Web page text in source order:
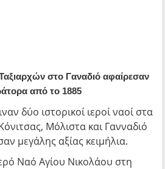
στο Γαναδιό αφαίρεσαν
από το 1885
δύο ιστορικοί ιεροί ναοί στα
Μόλιστα και Γανναδιό
μεγάλης αξίας κειμήλια.
Ναό Αγίου Νικολάου στη